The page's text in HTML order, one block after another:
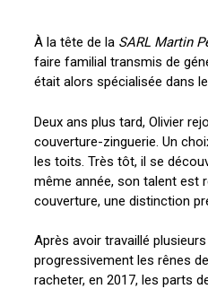
À la tête de la SARL Martin
faire familial transmis de
était alors spécialisée dans
Deux ans plus tard, Olivier
couverture-zinguerie. Un
les toits. Très tôt, il se
même année, son talent est
couverture, une distinction
Après avoir travaillé
progressivement les rênes
racheter, en 2017, les parts